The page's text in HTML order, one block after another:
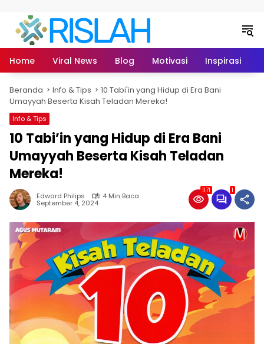
Home Viral News Blog Motivasi Inspirasi
Beranda Info & Tips
10 Tabi'in yang Hidup di Era Bani
Umayyah Beserta Kisah Teladan Mereka!
Info & Tips
10 Tabi’in yang Hidup di Era Bani
Umayyah Beserta Kisah Teladan
Mereka!
Edward Philips 4 Min Baca
September 4, 2024
1171 1